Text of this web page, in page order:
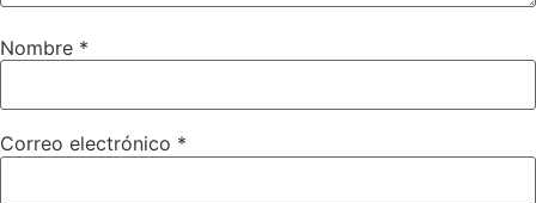
Nombre *
Correo electrónico *